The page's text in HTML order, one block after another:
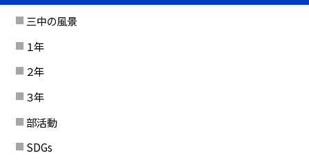
三中の風景
１年
２年
３年
部活動
SDGs